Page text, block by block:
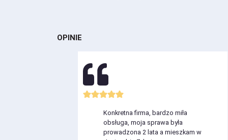
OPINIE
Konkretna firma, bardzo miła
obsługa, moja sprawa była
prowadzona 2 lata a mieszkam w